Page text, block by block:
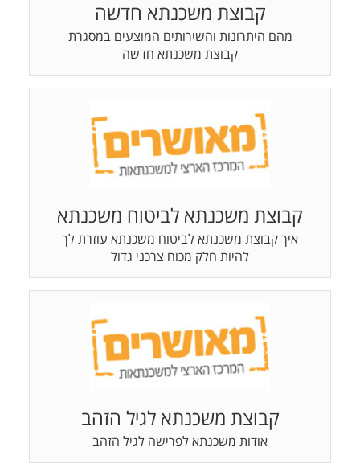
קבוצת משכנתא חדשה
מהם היתרונות והשירותים המוצעים במסגרת
קבוצת משכנתא חדשה
קבוצת משכנתא לביטוח משכנתא
איך קבוצת משכנתא לביטוח משכנתא עוזרת לך
להיות חלק מכוח צרכני גדול
קבוצת משכנתא לגיל הזהב
אודות משכנתא לפרישה לגיל הזהב